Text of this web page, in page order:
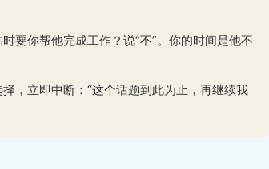
要你帮他完成工作？说“不”。你的时间是他不
，立即中断：“这个话题到此为止，再继续我